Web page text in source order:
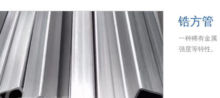
锆方管